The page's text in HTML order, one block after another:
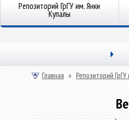
Репозиторий ГрГУ им. Янки
Купалы
Главная » Репозиторий